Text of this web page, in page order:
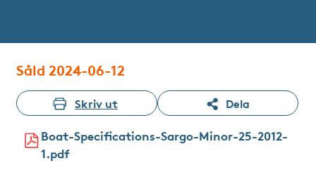
Såld 2024-06-12
Skriv ut Dela
Boat-Specifications-Sargo-Minor-25-2012-
1.pdf